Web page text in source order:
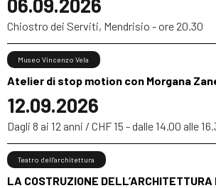
06.09.2026
Chiostro dei Serviti, Mendrisio - ore 20.30
Atelier di stop motion con Morgana
12.09.2026
Museo Vincenzo Vela
Dagli 8 ai 12 anni / CHF 15 - dalle 14.00 alle
LA COSTRUZIONE
Teatro dell'architettura